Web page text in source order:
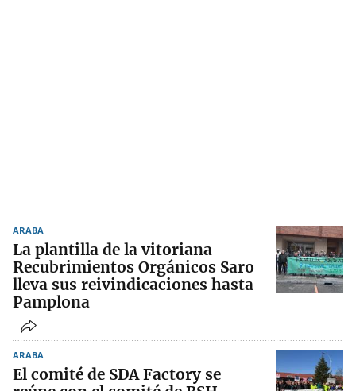
ARABA
La plantilla de la vitoriana
Recubrimientos Orgánicos Saro
lleva sus reivindicaciones hasta
Pamplona
ARABA
El comité de SDA Factory se